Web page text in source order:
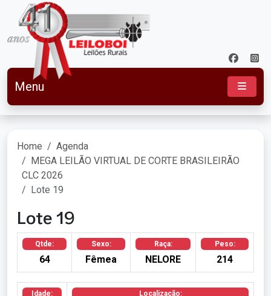
Menu
Home
Agenda
MEGA LEILÃO VIRTUAL DE CORTE BRASILEIRÃO
CLC 2026
Lote 19
Lote 19
Qtde:
64
Sexo:
Fêmea
Raça:
NELORE
Peso:
214
Idade: Localização: